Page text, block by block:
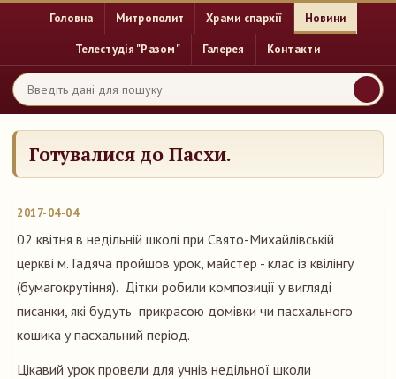
Головна Митрополит Храми єпархії Новини
Телестудія "Разом" Галерея Контакти
Готувалися до Пасхи.
2017-04-04
02 квітня в недільній школі при Свято-Михайлівській
церкві м. Гадяча пройшов урок, майстер - клас із квілінгу
(бумагокрутіння). Дітки робили композиції у вигляді
писанки, які будуть прикрасою домівки чи пасхального
кошика у пасхальний період.
Цікавий урок провели для учнів недільної школи